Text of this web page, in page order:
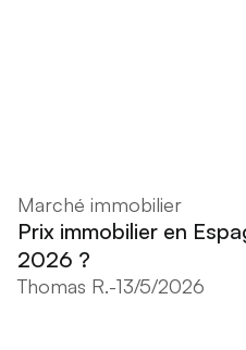
Marché immobilier
Prix immobilier en
2026 ?
Thomas R.-13/5/2026